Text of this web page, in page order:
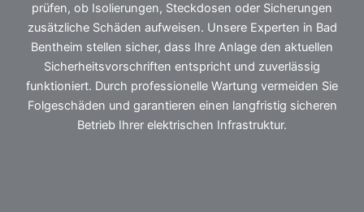
prüfen, ob Isolierungen, Steckdosen oder Sicherungen
zusätzliche Schäden aufweisen. Unsere Experten in Bad
Bentheim stellen sicher, dass Ihre Anlage den aktuellen
Sicherheitsvorschriften entspricht und zuverlässig
funktioniert. Durch professionelle Wartung vermeiden Sie
Folgeschäden und garantieren einen langfristig sicheren
Betrieb Ihrer elektrischen Infrastruktur.